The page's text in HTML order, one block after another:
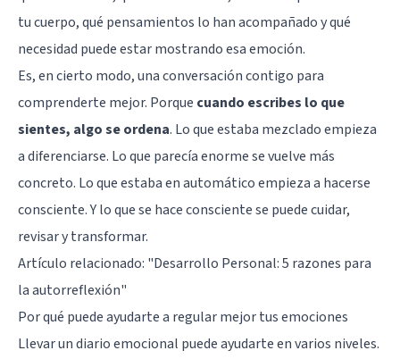
tu cuerpo, qué pensamientos lo han acompañado y qué
necesidad puede estar mostrando esa emoción.
Es, en cierto modo, una conversación contigo para
comprenderte mejor. Porque cuando escribes lo que
sientes, algo se ordena. Lo que estaba mezclado empieza
a diferenciarse. Lo que parecía enorme se vuelve más
concreto. Lo que estaba en automático empieza a hacerse
consciente. Y lo que se hace consciente se puede cuidar,
revisar y transformar.
Artículo relacionado: "Desarrollo Personal: 5 razones para
la autorreflexión"
Por qué puede ayudarte a regular mejor tus emociones
Llevar un diario emocional puede ayudarte en varios niveles.